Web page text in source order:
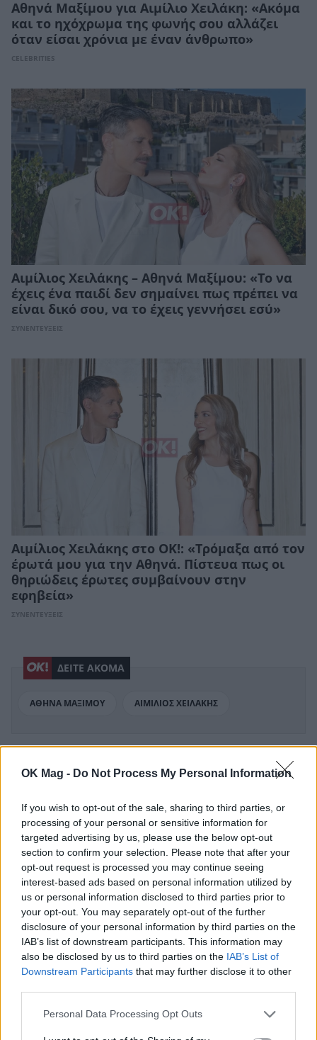
OK Mag - Do Not Process My Personal Information
If you wish to opt-out of the sale, sharing to third parties, or
processing of your personal or sensitive information for
targeted advertising by us, please use the below opt-out
section to confirm your selection. Please note that after your
opt-out request is processed you may continue seeing
interest-based ads based on personal information utilized by
us or personal information disclosed to third parties prior to
your opt-out. You may separately opt-out of the further
disclosure of your personal information by third parties on the
IAB’s list of downstream participants. This information may
also be disclosed by us to third parties on the IAB’s List of
Downstream Participants that may further disclose it to other
Personal Data Processing Opt Outs
Αθηνά Μαξίμου για Αιμίλιο Χειλάκη: «Ακόμα
και το ηχόχρωμα της φωνής σου αλλάζει
όταν είσαι χρόνια με έναν άνθρωπο»
CELEBRITIES
Αιμίλιος Χειλάκης – Αθηνά Μαξίμου: «Το να
έχεις ένα παιδί δεν σημαίνει πως πρέπει να
είναι δικό σου, να το έχεις γεννήσει εσύ»
ΣΥΝΕΝΤΕΥΞΕΙΣ
Αιμίλιος Χειλάκης στο ΟΚ!: «Τρόμαξα από τον
έρωτά μου για την Αθηνά. Πίστευα πως οι
θηριώδεις έρωτες συμβαίνουν στην
εφηβεία»
ΣΥΝΕΝΤΕΥΞΕΙΣ
ΔΕΙΤΕ ΑΚΟΜΑ
ΑΘΗΝΑ ΜΑΞΙΜΟΥ ΑΙΜΙΛΙΟΣ ΧΕΙΛΑΚΗΣ
Διακοπές στην Πάρο με τα παιδιά τους!